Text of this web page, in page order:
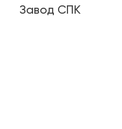
Завод СПК